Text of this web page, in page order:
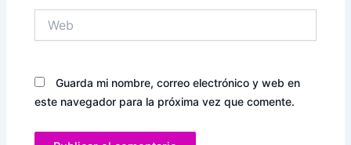
Guarda mi nombre, correo electrónico y web en
este navegador para la próxima vez que comente.